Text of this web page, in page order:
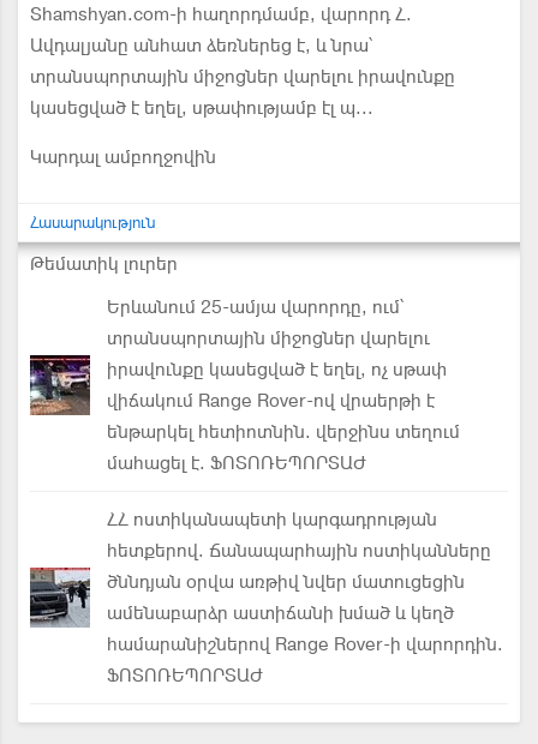
Shamshyan.com-ի հաղորդմամբ, վարորդ Հ.
Ավդալյանը անհատ ձեռներեց է, և նրա՝
տրանսպորտային միջոցներ վարելու իրավունքը
կասեցված է եղել, սթափությամբ էլ պ...
Կարդալ ամբողջովին
Հասարակություն
Թեմատիկ լուրեր
Երևանում 25-ամյա վարորդը, ում՝
տրանսպորտային միջոցներ վարելու
իրավունքը կասեցված է եղել, ոչ սթափ
վիճակում Range Rover-ով վրաերթի է
ենթարկել հետիոտնին. վերջինս տեղում
մահացել է. ՖՈՏՈՌԵՊՈՐՏԱԺ
ՀՀ ոստիկանապետի կարգադրության
հետքերով. Ճանապարհային ոստիկանները
ծննդյան օրվա առթիվ նվեր մատուցեցին
ամենաբարձր աստիճանի խմած և կեղծ
համարանիշներով Range Rover-ի վարորդին.
ՖՈՏՈՌԵՊՈՐՏԱԺ